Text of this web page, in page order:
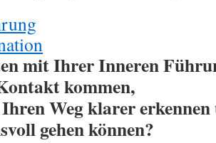
mit Ihrer Inneren
kommen,
Weg klarer
gehen können?